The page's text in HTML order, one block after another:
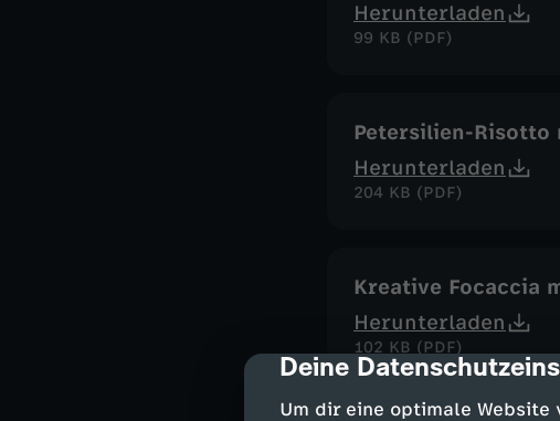
cmp-dialog-
Deine
Um dir eine optimale Website
Herunterladen
99 KB (PDF)
Petersilien-Risotto
Herunterladen
204 KB (PDF)
Kreative Focaccia
Herunterladen
102 KB (PDF)